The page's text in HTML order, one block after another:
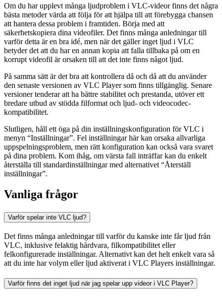
Om du har upplevt många ljudproblem i VLC-videor finns det några
bästa metoder värda att följa för att hjälpa till att förebygga chansen
att hantera dessa problem i framtiden. Börja med att
säkerhetskopiera dina videofiler. Det finns många anledningar till
varför detta är en bra idé, men när det gäller inget ljud i VLC
betyder det att du har en annan kopia att falla tillbaka på om en
korrupt videofil är orsaken till att det inte finns något ljud.
På samma sätt är det bra att kontrollera då och då att du använder
den senaste versionen av VLC Player som finns tillgänglig. Senare
versioner tenderar att ha bättre stabilitet och prestanda, utöver ett
bredare utbud av stödda filformat och ljud- och videocodec-
kompatibilitet.
Slutligen, håll ett öga på din inställningskonfiguration för VLC i
menyn “Inställningar”. Fel inställningar här kan orsaka allvarliga
uppspelningsproblem, men rätt konfiguration kan också vara svaret
på dina problem. Kom ihåg, om värsta fall inträffar kan du enkelt
återställa till standardinställningar med alternativet “Återställ
inställningar”.
Vanliga frågor
Varför spelar inte VLC ljud?
Det finns många anledningar till varför du kanske inte får ljud från
VLC, inklusive felaktig hårdvara, filkompatibilitet eller
felkonfigurerade inställningar. Alternativt kan det helt enkelt vara så
att du inte har volym eller ljud aktiverat i VLC Players inställningar.
Varför finns det inget ljud när jag spelar upp videor i VLC Player?